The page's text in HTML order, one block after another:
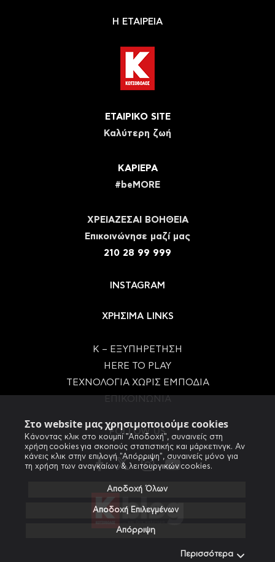
Στο website μας χρησιμοποιούμε cookies
Κάνοντας κλικ στο κουμπί "Αποδοχή", συναινείς στη
χρήση cookies για σκοπούς στατιστικής και μάρκετινγκ. Αν
κάνεις κλικ στην επιλογή "Απόρριψη", συναινείς μόνο για
τη χρήση των αναγκαίων & λειτουργικών cookies.
Αποδοχή Όλων
Αποδοχή Επιλεγμένων
Απόρριψη
Περισσότερα
Η ΕΤΑΙΡΕΙΑ
ΕΤΑΙΡΙΚΟ SITE
Καλύτερη ζωή
ΚΑΡΙΕΡΑ
#beMORE
ΧΡΕΙΑΖΕΣΑΙ ΒΟΗΘΕΙΑ
Eπικοινώνησε μαζί μας
210 28 99 999
INSTAGRAM
ΧΡΗΣΙΜΑ LINKS
Κ – ΕΞΥΠΗΡΕΤΗΣΗ
HERE TO PLAY
ΤΕΧΝΟΛΟΓΙΑ ΧΩΡΙΣ ΕΜΠΟΔΙΑ
FOLLOW US